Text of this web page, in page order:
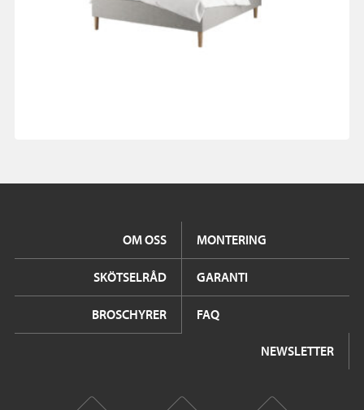
OM OSS MONTERING
SKÖTSELRÅD GARANTI
BROSCHYRER FAQ
NEWSLETTER